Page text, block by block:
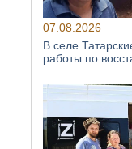
07.08.2026
В селе
работы по